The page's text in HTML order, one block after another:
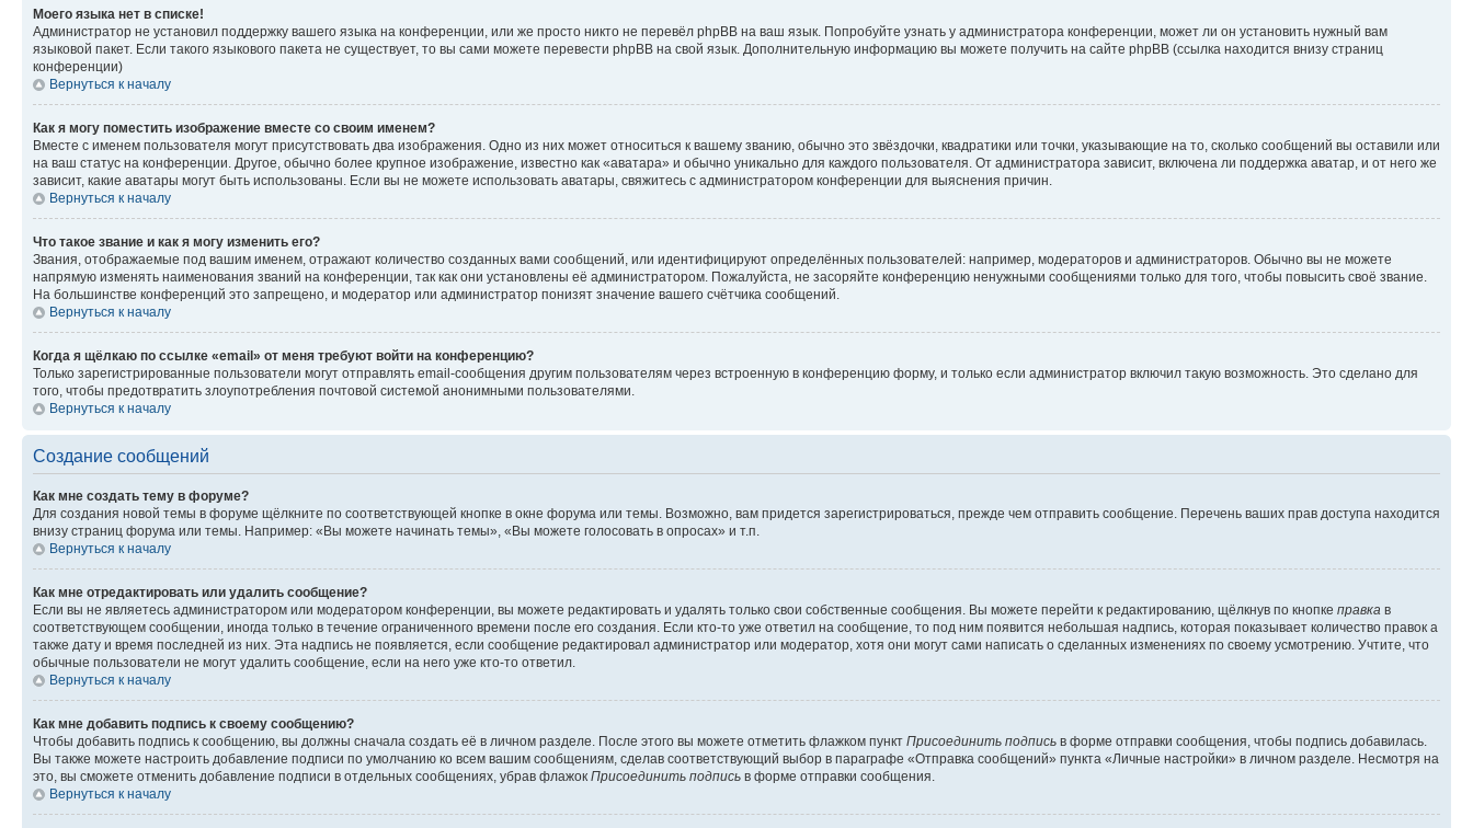
Моего языка нет в списке!
Администратор не установил поддержку вашего языка на конференции, или же просто никто не перевёл phpBB на ваш язык. Попробуйте узнать у администратора конференции, может ли он установить нужный вам
языковой пакет. Если такого языкового пакета не существует, то вы сами можете перевести phpBB на свой язык. Дополнительную информацию вы можете получить на сайте phpBB (ссылка находится внизу страниц
конференции)
Вернуться к началу
Как я могу поместить изображение вместе со своим именем?
Вместе с именем пользователя могут присутствовать два изображения. Одно из них может относиться к вашему званию, обычно это звёздочки, квадратики или точки, указывающие на то, сколько сообщений вы оставили или
на ваш статус на конференции. Другое, обычно более крупное изображение, известно как «аватара» и обычно уникально для каждого пользователя. От администратора зависит, включена ли поддержка аватар, и от него же
зависит, какие аватары могут быть использованы. Если вы не можете использовать аватары, свяжитесь с администратором конференции для выяснения причин.
Вернуться к началу
Что такое звание и как я могу изменить его?
Звания, отображаемые под вашим именем, отражают количество созданных вами сообщений, или идентифицируют определённых пользователей: например, модераторов и администраторов. Обычно вы не можете
напрямую изменять наименования званий на конференции, так как они установлены её администратором. Пожалуйста, не засоряйте конференцию ненужными сообщениями только для того, чтобы повысить своё звание.
На большинстве конференций это запрещено, и модератор или администратор понизят значение вашего счётчика сообщений.
Вернуться к началу
Когда я щёлкаю по ссылке «email» от меня требуют войти на конференцию?
Только зарегистрированные пользователи могут отправлять email-сообщения другим пользователям через встроенную в конференцию форму, и только если администратор включил такую возможность. Это сделано для
того, чтобы предотвратить злоупотребления почтовой системой анонимными пользователями.
Вернуться к началу
Создание сообщений
Как мне создать тему в форуме?
Для создания новой темы в форуме щёлкните по соответствующей кнопке в окне форума или темы. Возможно, вам придется зарегистрироваться, прежде чем отправить сообщение. Перечень ваших прав доступа находится
внизу страниц форума или темы. Например: «Вы можете начинать темы», «Вы можете голосовать в опросах» и т.п.
Вернуться к началу
Как мне отредактировать или удалить сообщение?
Если вы не являетесь администратором или модератором конференции, вы можете редактировать и удалять только свои собственные сообщения. Вы можете перейти к редактированию, щёлкнув по кнопке правка в
соответствующем сообщении, иногда только в течение ограниченного времени после его создания. Если кто-то уже ответил на сообщение, то под ним появится небольшая надпись, которая показывает количество правок а
также дату и время последней из них. Эта надпись не появляется, если сообщение редактировал администратор или модератор, хотя они могут сами написать о сделанных изменениях по своему усмотрению. Учтите, что
обычные пользователи не могут удалить сообщение, если на него уже кто-то ответил.
Вернуться к началу
Как мне добавить подпись к своему сообщению?
Чтобы добавить подпись к сообщению, вы должны сначала создать её в личном разделе. После этого вы можете отметить флажком пункт Присоединить подпись в форме отправки сообщения, чтобы подпись добавилась.
Вы также можете настроить добавление подписи по умолчанию ко всем вашим сообщениям, сделав соответствующий выбор в параграфе «Отправка сообщений» пункта «Личные настройки» в личном разделе. Несмотря на
это, вы сможете отменить добавление подписи в отдельных сообщениях, убрав флажок Присоединить подпись в форме отправки сообщения.
Вернуться к началу